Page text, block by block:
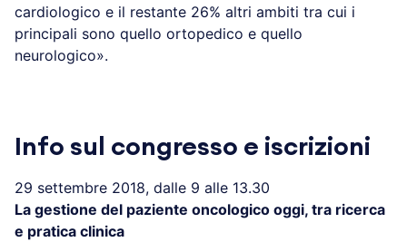
cardiologico e il restante 26% altri ambiti tra cui i
principali sono quello ortopedico e quello
neurologico».
Info sul congresso e iscrizioni
29 settembre 2018, dalle 9 alle 13.30
La gestione del paziente oncologico oggi, tra ricerca
e pratica clinica